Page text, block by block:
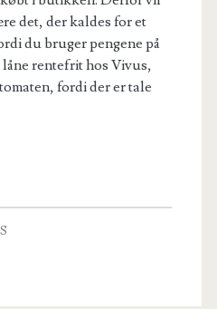
det, der kaldes for et
du bruger pengene på
rentefrit hos Vivus,
fordi der er tale